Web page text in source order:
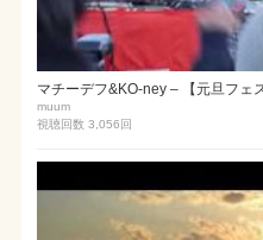
マチーデフ&KO-ney – 【元旦フェ
muum
視聴回数 3,056 回